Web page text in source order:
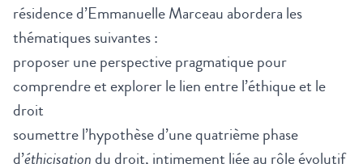
résidence d’Emmanuelle Marceau abordera les
thématiques suivantes :
proposer une perspective pragmatique pour
comprendre et explorer le lien entre l’éthique et le
droit
soumettre l’hypothèse d’une quatrième phase
d’éthicisationdu droit, intimement liée au rôle évolutif